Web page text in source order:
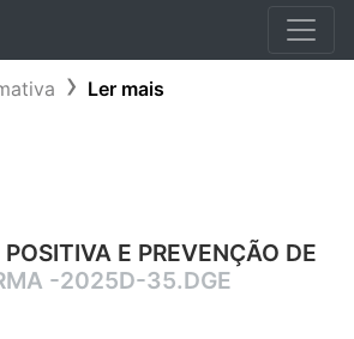
Ler mais
E PREVENÇÃO DE
-2025D-35.DGE